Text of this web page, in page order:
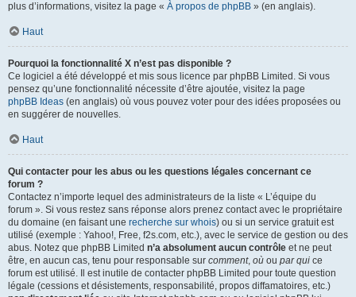
plus d’informations, visitez la page « À propos de phpBB » (en anglais).
Haut
Pourquoi la fonctionnalité X n’est pas disponible ?
Ce logiciel a été développé et mis sous licence par phpBB Limited. Si vous
pensez qu’une fonctionnalité nécessite d’être ajoutée, visitez la page
phpBB Ideas (en anglais) où vous pouvez voter pour des idées proposées ou
en suggérer de nouvelles.
Haut
Qui contacter pour les abus ou les questions légales concernant ce
forum ?
Contactez n’importe lequel des administrateurs de la liste « L’équipe du
forum ». Si vous restez sans réponse alors prenez contact avec le propriétaire
du domaine (en faisant une recherche sur whois) ou si un service gratuit est
utilisé (exemple : Yahoo!, Free, f2s.com, etc.), avec le service de gestion ou des
abus. Notez que phpBB Limited n’a absolument aucun contrôle et ne peut
être, en aucun cas, tenu pour responsable sur comment, où ou par qui ce
forum est utilisé. Il est inutile de contacter phpBB Limited pour toute question
légale (cessions et désistements, responsabilité, propos diffamatoires, etc.)